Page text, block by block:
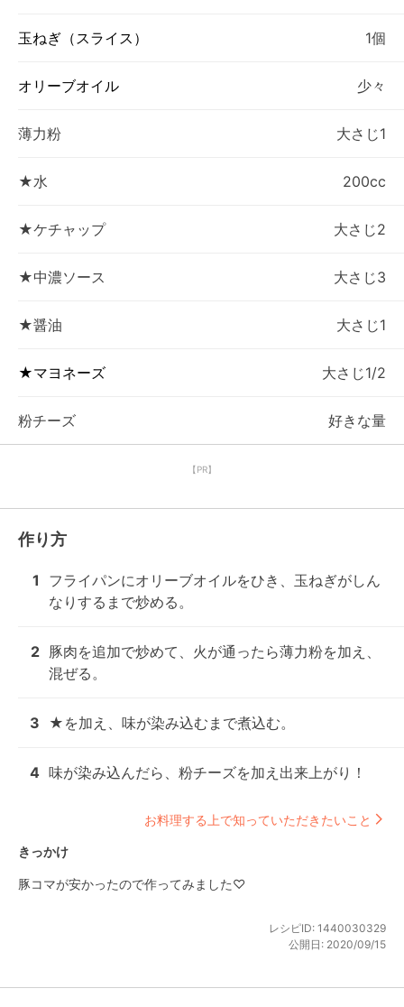
玉ねぎ（スライス） 1個
オリーブオイル 少々
薄力粉 大さじ1
★水 200cc
★ケチャップ 大さじ2
★中濃ソース 大さじ3
★醤油 大さじ1
★マヨネーズ 大さじ1/2
粉チーズ 好きな量
【PR】
作り方
1
フライパンにオリーブオイルをひき、玉ねぎがしん
なりするまで炒める。
2 豚肉を追加で炒めて、火が通ったら薄力粉を加え、
混ぜる。
3 ★を加え、味が染み込むまで煮込む。
4 味が染み込んだら、粉チーズを加え出来上がり！
お料理する上で知っていただきたいこと
きっかけ
豚コマが安かったので作ってみました♡
レシピID: 1440030329
公開日: 2020/09/15